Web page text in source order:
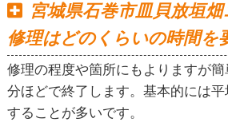
宮城県石巻市皿貝放垣
修理はどのくらいの時間を
修理の程度や箇所にもよりますが
分ほどで終了します。基本的には
することが多いです。